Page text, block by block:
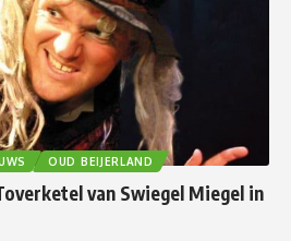
OUD BEIJERLAND
van Swiegel Miegel in